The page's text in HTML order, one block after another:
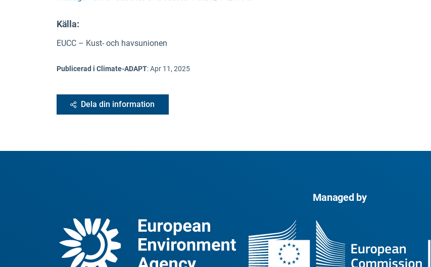
Källa:
EUCC – Kust- och havsunionen
Publicerad i Climate-ADAPT:Apr 11, 2025
Dela din information
Managed by